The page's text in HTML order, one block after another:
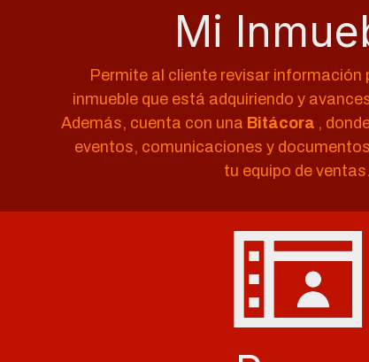
Mi
Permite al cliente revisar información
inmueble que está adquiriendo y
Además, cuenta con una Bitácora ,
eventos, comunicaciones y
tu equipo de ventas.